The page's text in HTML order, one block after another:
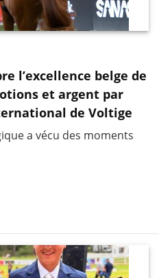
l’excellence belge de
et argent par
de Voltige
a vécu des moments